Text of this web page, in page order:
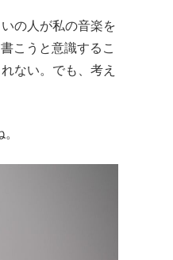
の人が私の音楽を
こうと意識するこ
ない。でも、考え